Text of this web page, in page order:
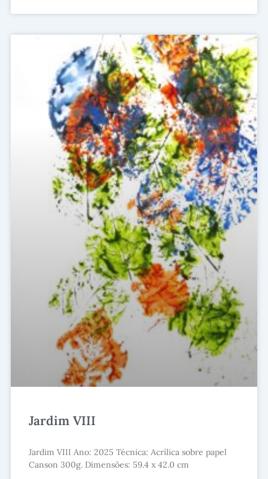
Jardim VIII
Jardim VIII Ano: 2025 Técnica: Acrílica sobre papel
Canson 300g. Dimensões: 59.4 x 42.0 cm